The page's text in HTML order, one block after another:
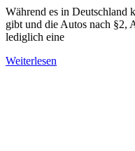
Während es in Deutschland
gibt und die Autos nach §2,
lediglich eine
Weiterlesen